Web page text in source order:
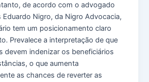
de acordo com o advogado
Eduardo Nigro, da Nigro Advocacia,
tem um posicionamento claro
Prevalece a interpretação de que
devem indenizar os beneficiários
o que aumenta
as chances de reverter as